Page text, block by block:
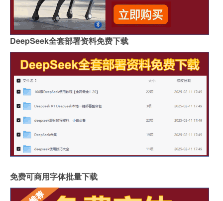
DeepSeek全套部署资料免费下载
免费可商用字体批量下载